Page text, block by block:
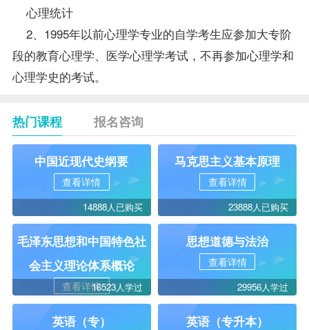
心理统计
2、1995年以前心理学专业的自学考生应参加大专阶
段的教育心理学、 医学心理学考试，不再参加心理学和
心理学史的考试。
热门课程 报名咨询
中国近现代史纲要
查看详情
14888人已购买
马克思主义基本原理
查看详情
23888人已购买
毛泽东思想和中国特色社
会主义理论体系概论
查看详情16523人学过
思想道德与法治
查看详情
29956人学过
英语（专） 英语（专升本）